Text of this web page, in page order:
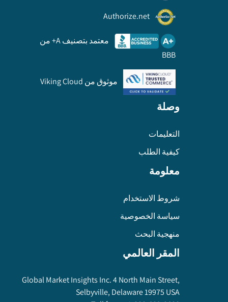
Authorize.net
معتمد بتصنيف A+ من
BBB
موثوق من Viking Cloud
وصلة
التعليمات
كيفية الطلب
معلومة
شروط الاستخدام
سياسة الخصوصية
منهجية البحث
المقر العالمي
Global Market Insights Inc. 4 North Main Street,
Selbyville, Delaware 19975 USA